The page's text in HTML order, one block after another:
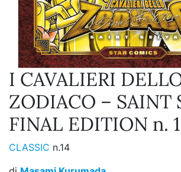
I CAVALIERI
ZODIACO – SAINT
FINAL EDITION n.
CLASSIC n.14